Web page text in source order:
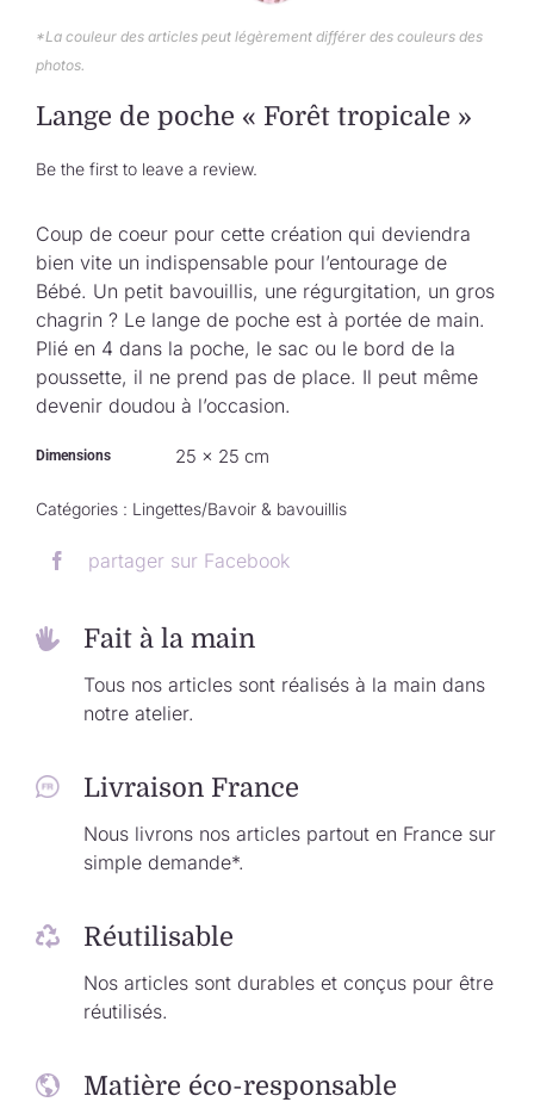
Collection de Noël
Panier
*La couleur des articles peut légèrement différer des couleurs des
photos.
Lange de poche « Forêt tropicale »
Be the first to leave a review.
Coup de coeur pour cette création qui deviendra
bien vite un indispensable pour l’entourage de
Bébé. Un petit bavouillis, une régurgitation, un gros
chagrin ? Le lange de poche est à portée de main.
Plié en 4 dans la poche, le sac ou le bord de la
poussette, il ne prend pas de place. Il peut même
devenir doudou à l’occasion.
Dimensions 25 × 25 cm
Catégories : Lingettes/Bavoir & bavouillis
partager sur Facebook
Fait à la main
Tous nos articles sont réalisés à la main dans
notre atelier.
Livraison France
Nous livrons nos articles partout en France sur
simple demande*.
Réutilisable
Nos articles sont durables et conçus pour être
réutilisés.
Matière éco-responsable